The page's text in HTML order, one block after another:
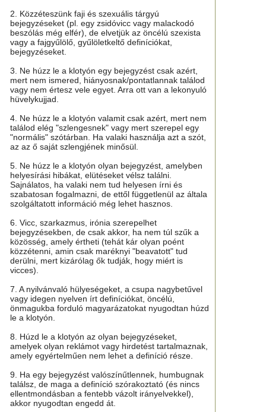
2. Közzéteszünk faji és szexuális tárgyú
bejegyzéseket (pl. egy zsidóvicc vagy malackodó
beszólás még elfér), de elvetjük az öncélú szexista
vagy a fajgyűlölő, gyűlöletkeltő definíciókat,
bejegyzéseket.
3. Ne húzz le a klotyón egy bejegyzést csak azért,
mert nem ismered, hiányosnak/pontatlannak találod
vagy nem értesz vele egyet. Arra ott van a lekonyuló
hüvelykujjad.
4. Ne húzz le a klotyón valamit csak azért, mert nem
találod elég "szlengesnek" vagy mert szerepel egy
"normális" szótárban. Ha valaki használja azt a szót,
az az ő saját szlengjének minősül.
5. Ne húzz le a klotyón olyan bejegyzést, amelyben
helyesírási hibákat, elütéseket vélsz találni.
Sajnálatos, ha valaki nem tud helyesen írni és
szabatosan fogalmazni, de ettől függetlenül az általa
szolgáltatott információ még lehet hasznos.
6. Vicc, szarkazmus, irónia szerepelhet
bejegyzésekben, de csak akkor, ha nem túl szűk a
közösség, amely értheti (tehát kár olyan poént
közzétenni, amin csak maréknyi "beavatott" tud
derülni, mert kizárólag ők tudják, hogy miért is
vicces).
7. A nyilvánvaló hülyeségeket, a csupa nagybetűvel
vagy idegen nyelven írt definíciókat, öncélú,
önmagukba forduló magyarázatokat nyugodtan húzd
le a klotyón.
8. Húzd le a klotyón az olyan bejegyzéseket,
amelyek olyan reklámot vagy hirdetést tartalmaznak,
amely egyértelműen nem lehet a definíció része.
9. Ha egy bejegyzést valószínűtlennek, humbugnak
találsz, de maga a definíció szórakoztató (és nincs
ellentmondásban a fentebb vázolt irányelvekkel),
akkor nyugodtan engedd át.